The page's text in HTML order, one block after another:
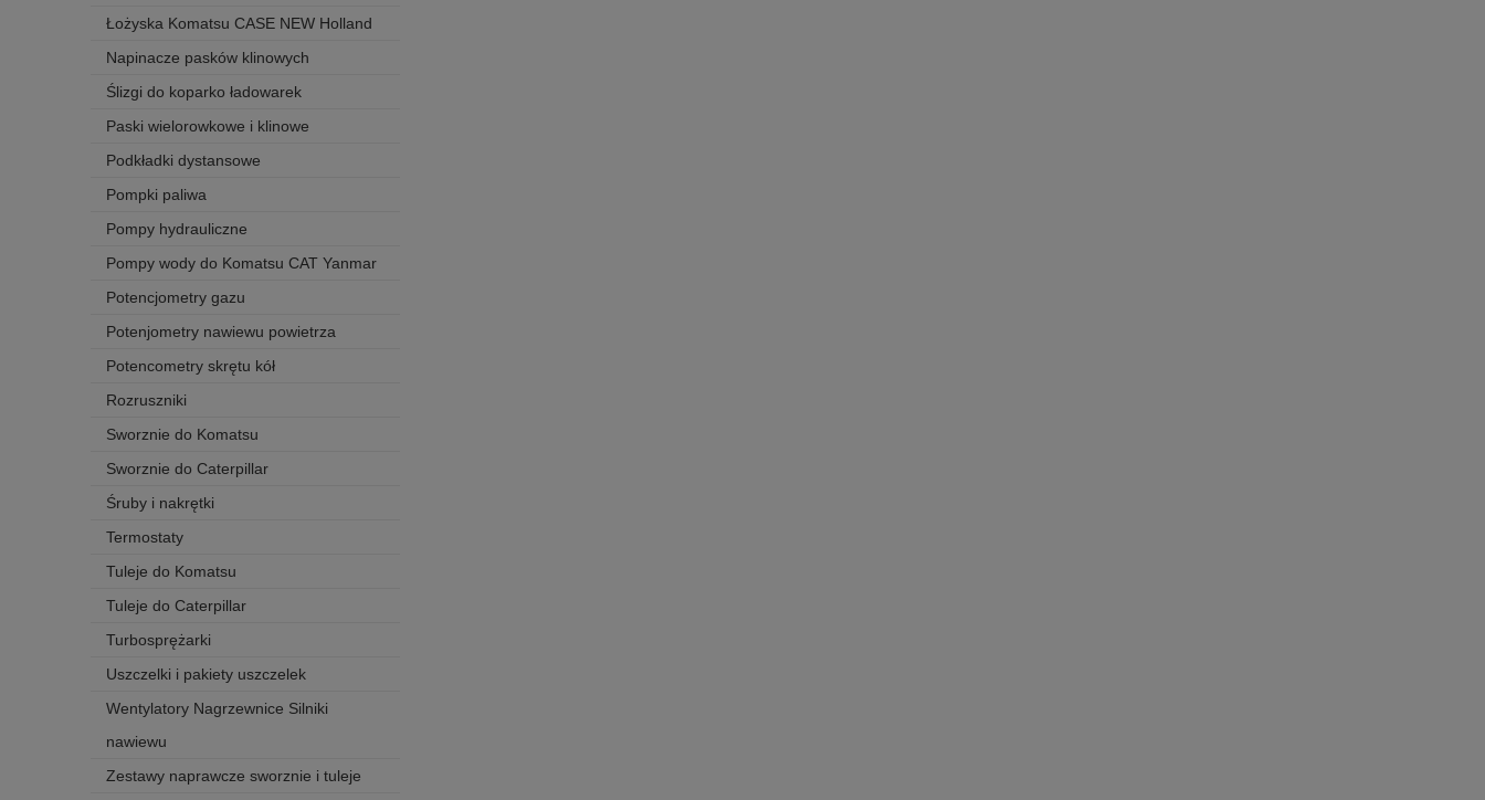
Łożyska Komatsu CASE NEW Holland
Napinacze pasków klinowych
Ślizgi do koparko ładowarek
Paski wielorowkowe i klinowe
Podkładki dystansowe
Pompki paliwa
Pompy hydrauliczne
Pompy wody do Komatsu CAT Yanmar
Potencjometry gazu
Potenjometry nawiewu powietrza
Potencometry skrętu kół
Rozruszniki
Sworznie do Komatsu
Sworznie do Caterpillar
Śruby i nakrętki
Termostaty
Tuleje do Komatsu
Tuleje do Caterpillar
Turbosprężarki
Uszczelki i pakiety uszczelek
Wentylatory Nagrzewnice Silniki
nawiewu
Zestawy naprawcze sworznie i tuleje